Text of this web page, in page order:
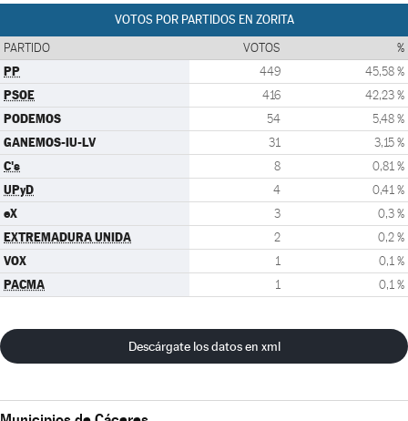
VOTOS POR PARTIDOS EN ZORITA
PARTIDO VOTOS %
PP 449 45,58 %
PSOE 416 42,23 %
PODEMOS 54 5,48 %
GANEMOS-IU-LV 31 3,15 %
C's 8 0,81 %
UPyD 4 0,41 %
eX 3 0,3 %
EXTREMADURA UNIDA 2 0,2 %
VOX 1 0,1 %
PACMA 1 0,1 %
Descárgate los datos en xml